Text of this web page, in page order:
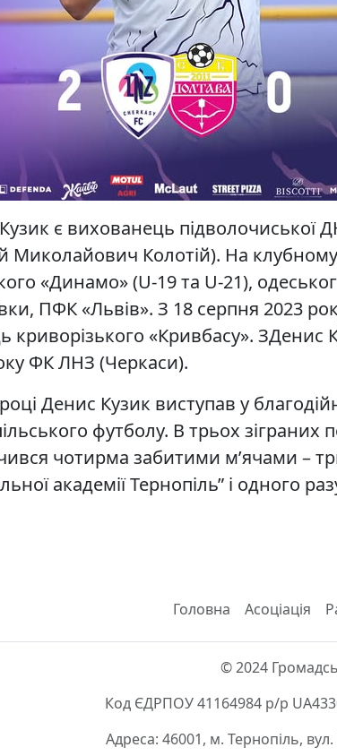
є вихованець
Миколайович Колотій). На
«Динамо» (U-19 та U-21),
ПФК «Львів». З 18 серпня 2023
криворізького «Кривбасу». ЗДенис
ФК ЛНЗ (Черкаси).
Денис Кузик виступав у
футболу. В трьох зіграних
чотирма забитими м’ячами –
академії Тернопіль” і одного
Головна Асоціація
© 2024
Код ЄДРПОУ 41164984 р/р
Адреса: 46001, м. Тернопіль,